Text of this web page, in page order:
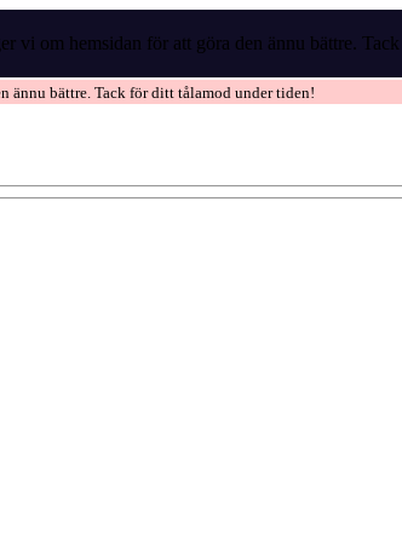
vi om hemsidan för att göra den ännu bättre.
ännu bättre. Tack för ditt tålamod under tiden!